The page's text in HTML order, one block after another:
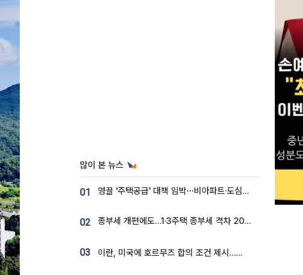
많이 본 뉴스
01 영끌 '주택공급' 대책 임박⋯비아파트·도심복합까지 총동원
02 종부세 개편에도…1·3주택 종부세 격차 2028년부터 확대
03 이란, 미국에 호르무즈 합의 조건 제시…美 “경기 아직 안 끝나” [종합]